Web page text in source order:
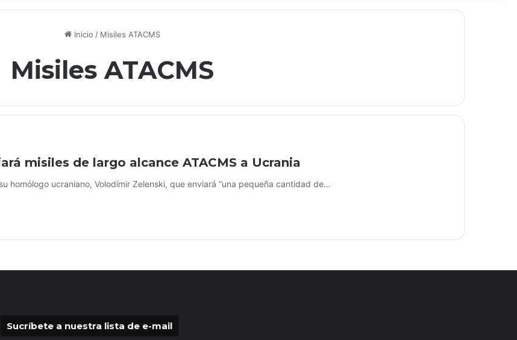
Inicio / Misiles ATACMS
Misiles ATACMS
misiles de largo alcance ATACMS a Ucrania
homólogo ucraniano, Volodímir Zelenski, que enviará “una pequeña cantidad de…
Sucríbete a nuestra lista de e-mail